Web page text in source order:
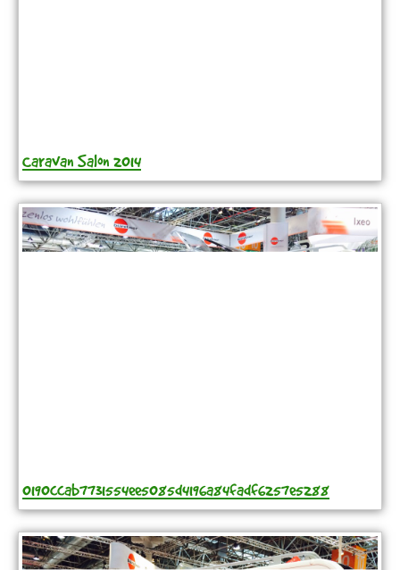
Caravan Salon 2014
0190ccab7731554ee5085d4196a84fadf6257e5288